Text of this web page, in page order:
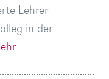
Lehrer
in der